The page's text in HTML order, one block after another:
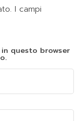
I campi
questo browser